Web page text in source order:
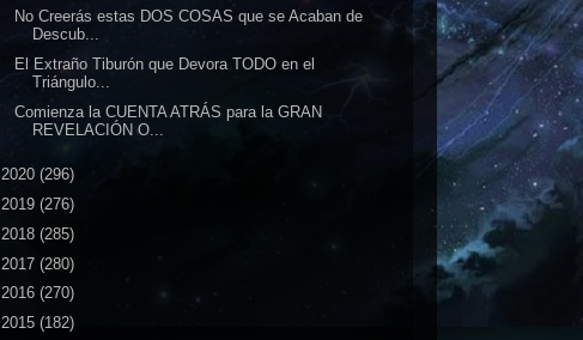
No Creerás estas DOS COSAS que se Acaban de
Descub...
El Extraño Tiburón que Devora TODO en el
Triángulo...
Comienza la CUENTA ATRÁS para la GRAN
REVELACIÓN O...
2020 (296)
2019 (276)
2018 (285)
2017 (280)
2016 (270)
2015 (182)